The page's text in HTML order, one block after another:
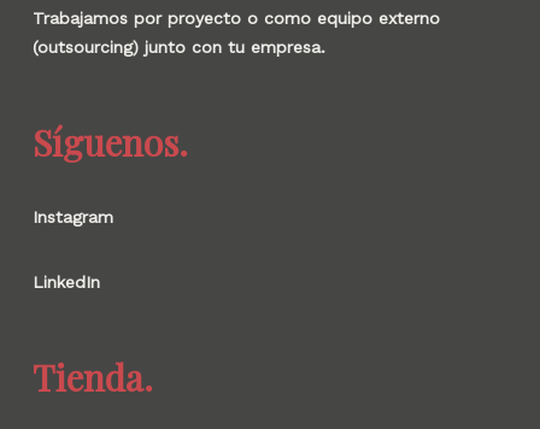
Trabajamos por proyecto o como equipo externo
(outsourcing) junto con tu empresa.
Síguenos.
Instagram
LinkedIn
Tienda.